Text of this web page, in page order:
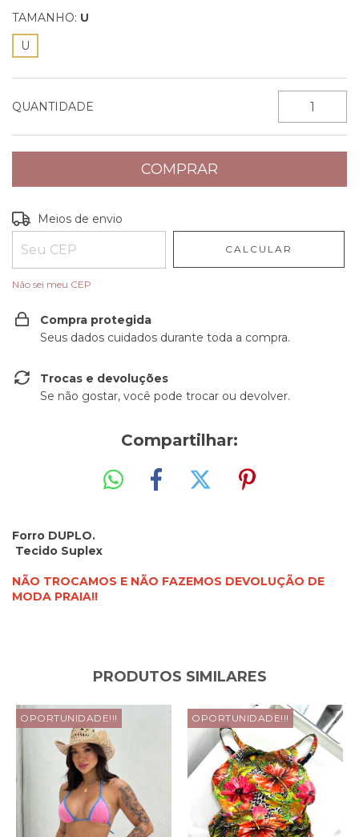
TAMANHO: U
U
QUANTIDADE
Entregas para o CEP:
Meios de envio
CALCULAR
Não sei meu CEP
Compra protegida
Seus dados cuidados durante toda a compra.
Trocas e devoluções
Se não gostar, você pode trocar ou devolver.
Compartilhar:
Forro DUPLO.
Tecido Suplex
NÃO TROCAMOS E NÃO FAZEMOS DEVOLUÇÃO DE
MODA PRAIA!!
PRODUTOS SIMILARES
OPORTUNIDADE!!! OPORTUNIDADE!!!